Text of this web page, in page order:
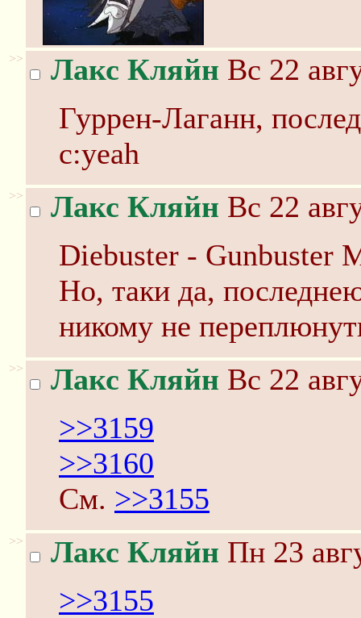
>> Лакс Кляйн Вс 22
Гуррен-Лаганн,
с:yeah
>> Лакс Кляйн Вс 22
Diebuster - Gunbuster
Но, таки да,
никому не
>> Лакс Кляйн Вс 22
>>3159
>>3160
См. >>3155
>> Лакс Кляйн Пн 23
>>3155